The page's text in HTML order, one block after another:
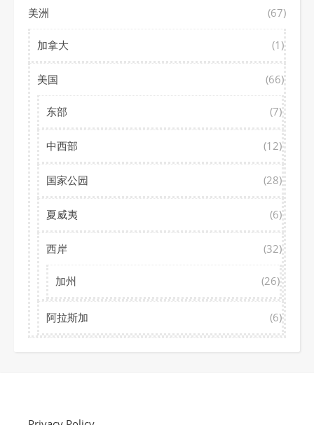
美洲 (67)
加拿大 (1)
美国 (66)
东部 (7)
中西部 (12)
国家公园 (28)
夏威夷 (6)
西岸 (32)
加州 (26)
阿拉斯加 (6)